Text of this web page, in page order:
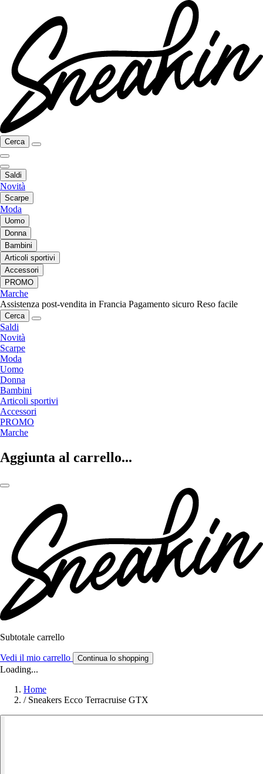
Cerca
Saldi
Novità
Scarpe
Moda
Uomo
Donna
Bambini
Articoli sportivi
Accessori
PROMO
Marche
Assistenza post-vendita in Francia Pagamento sicuro Reso facile
Cerca
Saldi
Novità
Scarpe
Moda
Uomo
Donna
Bambini
Articoli sportivi
Accessori
PROMO
Marche
Aggiunta al carrello...
Subtotale carrello
Vedi il mio carrello Continua lo shopping
Loading...
Home
/ Sneakers Ecco Terracruise GTX